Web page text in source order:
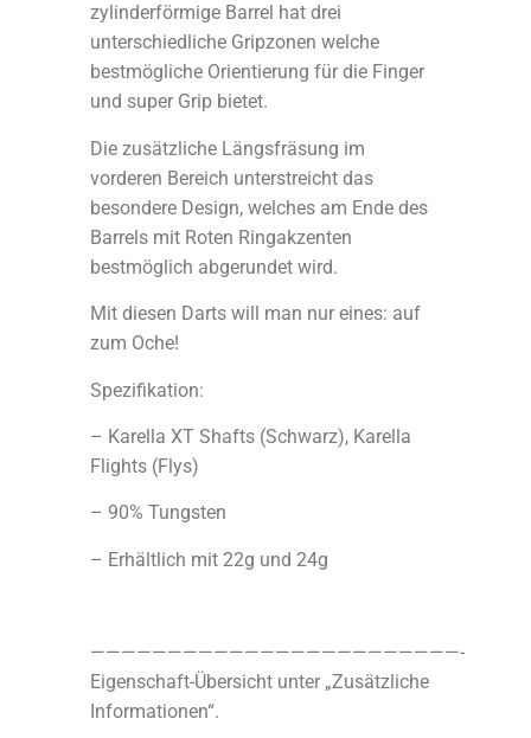
zylinderförmige Barrel hat drei
unterschiedliche Gripzonen welche
bestmögliche Orientierung für die Finger
und super Grip bietet.
Die zusätzliche Längsfräsung im
vorderen Bereich unterstreicht das
besondere Design, welches am Ende des
Barrels mit Roten Ringakzenten
bestmöglich abgerundet wird.
Mit diesen Darts will man nur eines: auf
zum Oche!
Spezifikation:
– Karella XT Shafts (Schwarz), Karella
Flights (Flys)
– 90% Tungsten
– Erhältlich mit 22g und 24g
————————————————————————-
Eigenschaft-Übersicht unter „Zusätzliche
Informationen“.